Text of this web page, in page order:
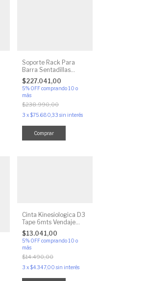
Soporte Rack Para
Barra Sentadillas
Regulable Reforzado
$227.041,00
5% OFFcomprando 10 o
más
$238.990,00
3 x$75.680,33 sin interés
Cinta Kinesiologica D3
Tape 6mts Vendaje
Neuromuscular
$13.041,00
5% OFFcomprando 10 o
más
$14.490,00
3 x$4.347,00 sin interés